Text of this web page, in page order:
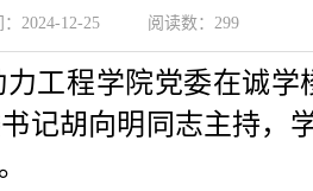
2024-12-25 阅读数： 299
工程学院党委在诚学
记胡向明同志主持，